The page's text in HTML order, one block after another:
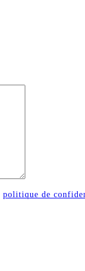
politique de